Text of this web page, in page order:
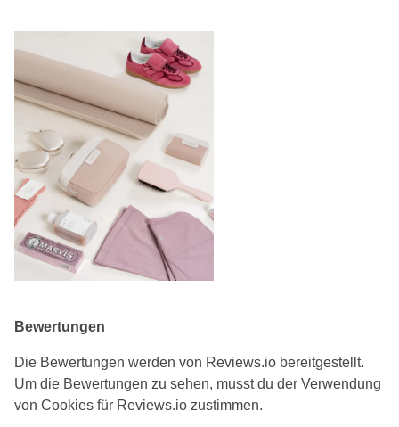
Bewertungen
Die Bewertungen werden von Reviews.io bereitgestellt.
Um die Bewertungen zu sehen, musst du der Verwendung
von Cookies für Reviews.io zustimmen.